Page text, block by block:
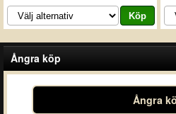
Ångra köp
Ångra